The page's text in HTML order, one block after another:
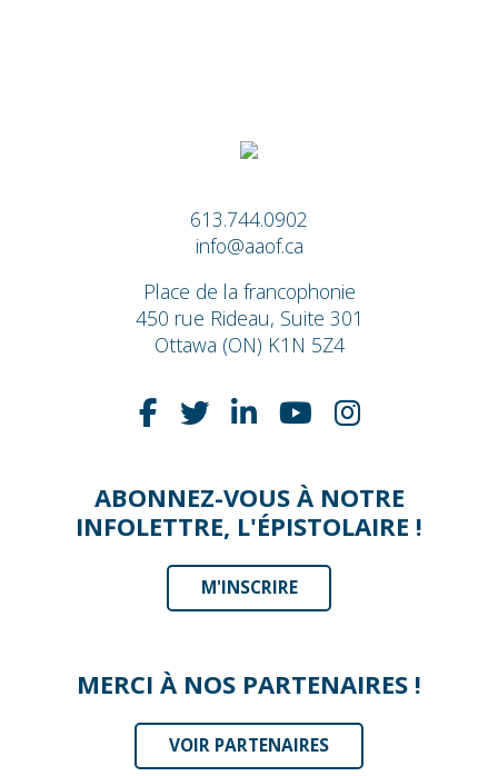
613.744.0902
info@aaof.ca
Place de la francophonie
450 rue Rideau, Suite 301
Ottawa (ON) K1N 5Z4
ABONNEZ-VOUS À NOTRE
INFOLETTRE, L'ÉPISTOLAIRE !
M'INSCRIRE
MERCI À NOS PARTENAIRES !
VOIR PARTENAIRES